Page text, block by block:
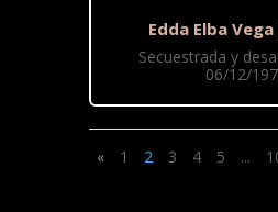
Edda Elba
Secuestrada y
06/12/
« 1 2 3 4 5 ...